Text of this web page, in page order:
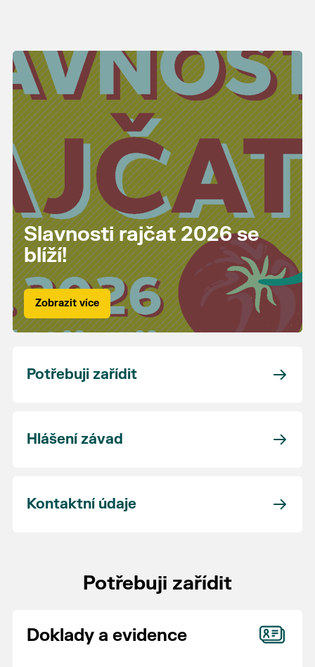
Slavnosti rajčat 2026 se
blíží!
Zobrazit více
Potřebuji zařídit
Hlášení závad
Kontaktní údaje
Potřebuji zařídit
Doklady a evidence